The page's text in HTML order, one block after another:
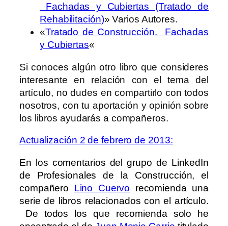
Fachadas y Cubiertas (Tratado de
Rehabilitación)» Varios Autores.
«Tratado de Construcción. Fachadas
y Cubiertas«
Si conoces algún otro libro que consideres
interesante en relación con el tema del
artículo, no dudes en compartirlo con todos
nosotros, con tu aportación y opinión sobre
los libros ayudarás a compañeros.
Actualización 2 de febrero de 2013:
En los comentarios del grupo de LinkedIn
de Profesionales de la Construcción, el
compañero Lino Cuervo recomienda una
serie de libros relacionados con el artículo.
De todos los que recomienda solo he